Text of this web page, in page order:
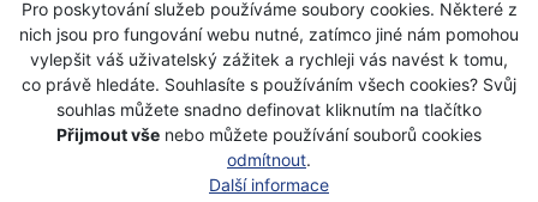
Pro poskytování služeb používáme soubory cookies. Některé z
nich jsou pro fungování webu nutné, zatímco jiné nám pomohou
vylepšit váš uživatelský zážitek a rychleji vás navést k tomu,
co právě hledáte. Souhlasíte s používáním všech cookies? Svůj
souhlas můžete snadno definovat kliknutím na tlačítko
Přijmout vše nebo můžete používání souborů cookies
odmítnout.
Další informace
Fiskars Odlamovací nůž 9mm 1389
Na objednávku
49 Kč
45 Kč s DPH
Fiskars CarbonMax 1027225